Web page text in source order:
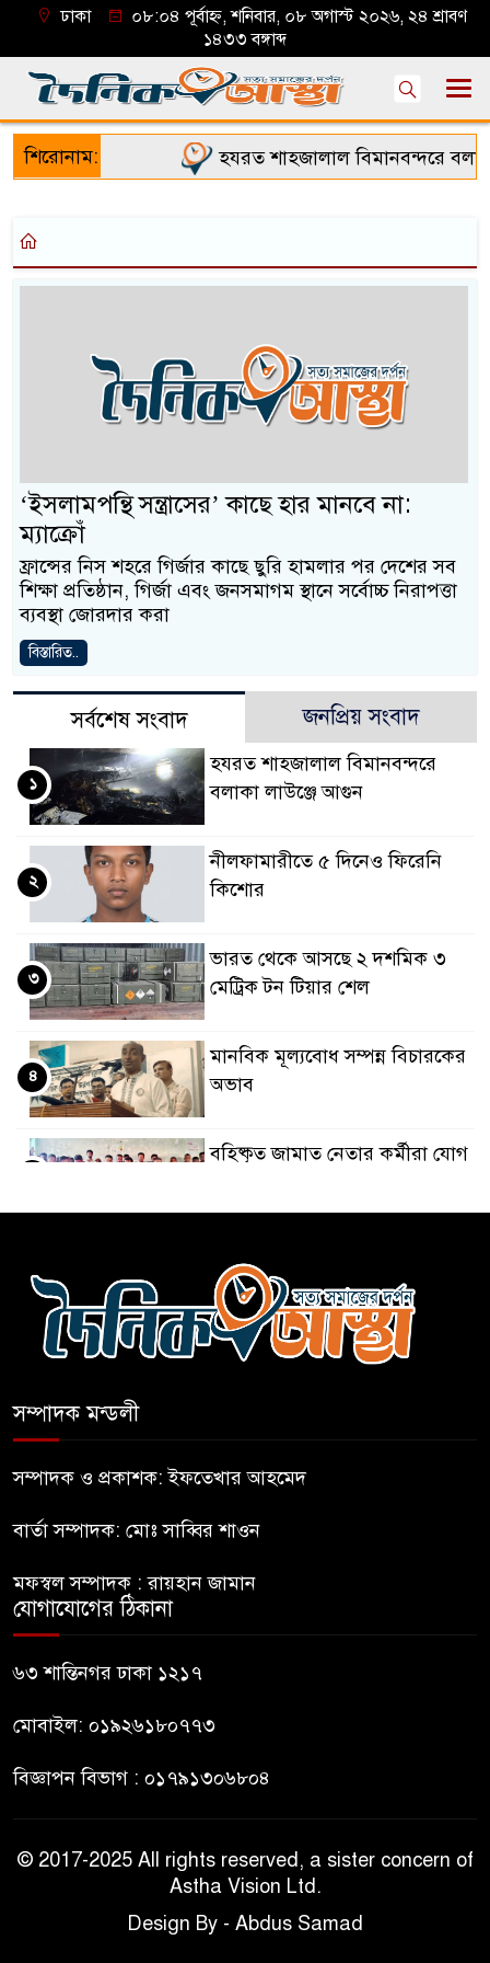
ঢাকা
০৮:০৪ পূর্বাহ্ন, শনিবার, ০৮ অগাস্ট ২০২৬, ২৪ শ্রাবণ
১৪৩৩ বঙ্গাব্দ
শিরোনাম: হযরত শাহজালাল বিমানবন্দরে
‘ইসলামপন্থি সন্ত্রাসের’ কাছে হার মানবে না:
ম্যাক্রোঁ
ফ্রান্সের নিস শহরে গির্জার কাছে ছুরি হামলার পর দেশের সব
শিক্ষা প্রতিষ্ঠান, গির্জা এবং জনসমাগম স্থানে সর্বোচ্চ নিরাপত্তা
ব্যবস্থা জোরদার করা
বিস্তারিত..
সর্বশেষ সংবাদ জনপ্রিয় সংবাদ
হযরত শাহজালাল বিমানবন্দরে
বলাকা লাউঞ্জে আগুন
১
নীলফামারীতে ৫ দিনেও ফিরেনি
কিশোর
২
ভারত থেকে আসছে ২ দশমিক ৩
মেট্রিক টন টিয়ার শেল
৩
মানবিক মূল্যবোধ সম্পন্ন বিচারকের
অভাব
৪
বহিষ্কৃত জামাত নেতার কর্মীরা যোগ
৬
বোমা হামলার আশঙ্কায় সারাদেশে
ইউনূস
নাটোরে পর্যটনমন্ত্রীকে হত্যার চেষ্টা;
পিস্তলসহ যুবক আটক
সম্পাদক মন্ডলী
সম্পাদক ও প্রকাশক: ইফতেখার আহমেদ
বার্তা সম্পাদক: মোঃ সাব্বির শাওন
মফস্বল সম্পাদক : রায়হান জামান
যোগাযোগের ঠিকানা
৬৩ শান্তিনগর ঢাকা ১২১৭
মোবাইল: ০১৯২৬১৮০৭৭৩
বিজ্ঞাপন বিভাগ : ০১৭৯১৩০৬৮০৪
© 2017-2025 All rights reserved, a sister concern of
Astha Vision Ltd.
Design By - Abdus Samad